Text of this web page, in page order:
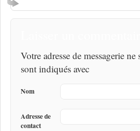
Votre adresse de messagerie
sont indiqués avec
Nom
Adresse de
contact